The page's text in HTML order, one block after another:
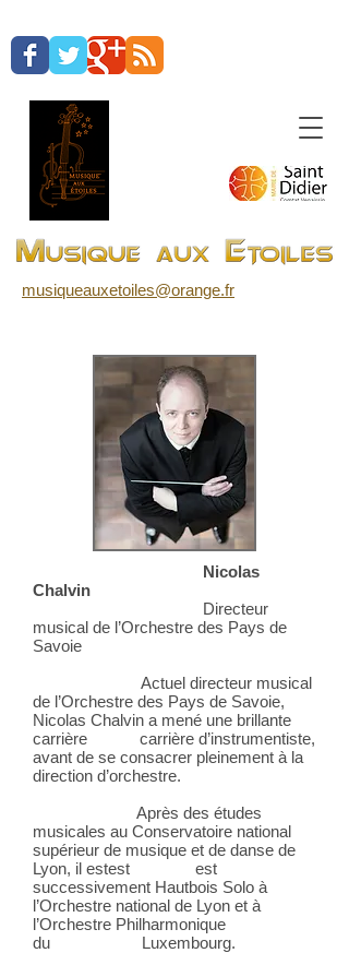
musiqueauxetoiles@orange.fr
Nicolas
Chalvin
Directeur
musical de l’Orchestre des Pays de
Savoie
Actuel directeur musical
de l’Orchestre des Pays de Savoie,
Nicolas Chalvin a mené une brillante
carrière carrière d’instrumentiste,
avant de se consacrer pleinement à la
direction d’orchestre.
Après des études
musicales au Conservatoire national
supérieur de musique et de danse de
Lyon, il estest est
successivement Hautbois Solo à
l’Orchestre national de Lyon et à
l’Orchestre Philharmonique
du Luxembourg.